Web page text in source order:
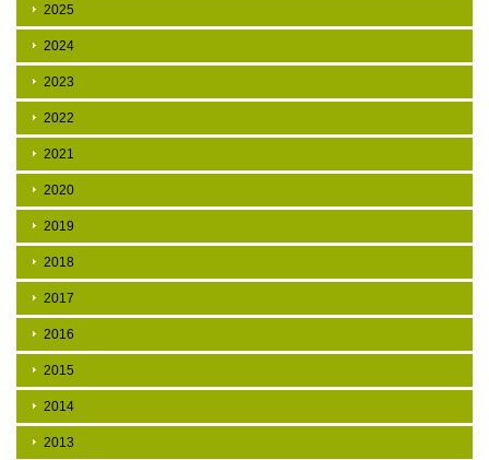
2025
2024
2023
2022
2021
2020
2019
2018
2017
2016
2015
2014
2013